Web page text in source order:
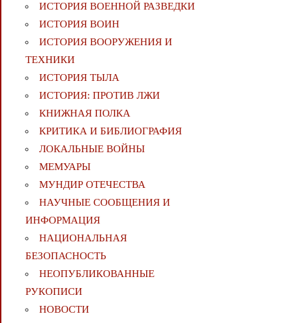
ИСТОРИЯ ВОЕННОЙ РАЗВЕДКИ
ИСТОРИЯ ВОИН
ИСТОРИЯ ВООРУЖЕНИЯ И
ТЕХНИКИ
ИСТОРИЯ ТЫЛА
ИСТОРИЯ: ПРОТИВ ЛЖИ
КНИЖНАЯ ПОЛКА
КРИТИКА И БИБЛИОГРАФИЯ
ЛОКАЛЬНЫЕ ВОЙНЫ
МЕМУАРЫ
МУНДИР ОТЕЧЕСТВА
НАУЧНЫЕ СООБЩЕНИЯ И
ИНФОРМАЦИЯ
НАЦИОНАЛЬНАЯ
БЕЗОПАСНОСТЬ
НЕОПУБЛИКОВАННЫЕ
РУКОПИСИ
НОВОСТИ